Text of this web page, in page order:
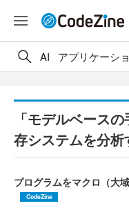
AI アプリケーシ
「モデルベース
存システムを分
プログラムをマクロ（大
CodeZine